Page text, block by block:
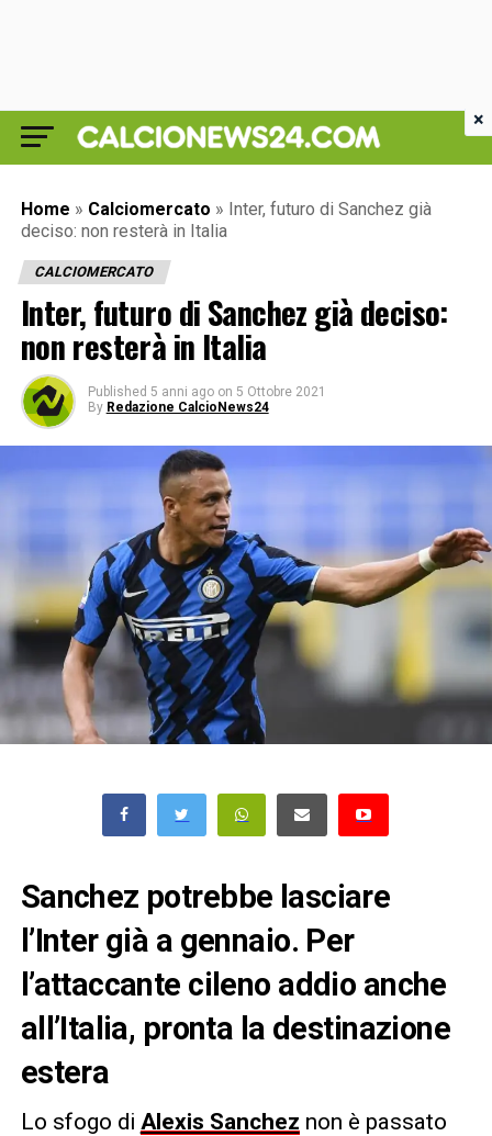
Home » Calciomercato » Inter, futuro di Sanchez già
deciso: non resterà in Italia
CALCIOMERCATO
Inter, futuro di Sanchez già deciso:
non resterà in Italia
Published 5 anni ago on 5 Ottobre 2021
By Redazione CalcioNews24
Sanchez potrebbe lasciare
l’Inter già a gennaio. Per
l’attaccante cileno addio anche
all’Italia, pronta la destinazione
estera
Lo sfogo di Alexis Sanchez non è passato
×